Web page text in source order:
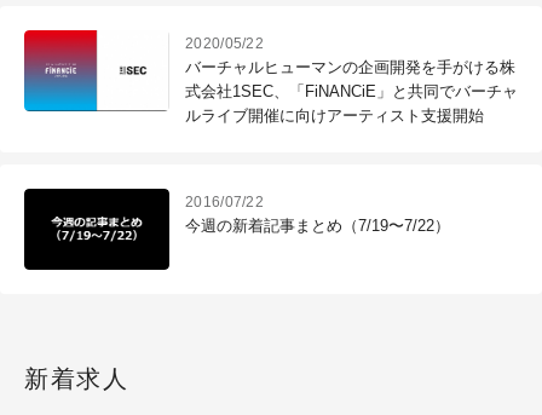
2020/05/22
バーチャルヒューマンの企画開発を手がける株
式会社1SEC、「FiNANCiE」と共同でバーチャ
ルライブ開催に向けアーティスト支援開始
2016/07/22
今週の新着記事まとめ（7/19〜7/22）
新着求人